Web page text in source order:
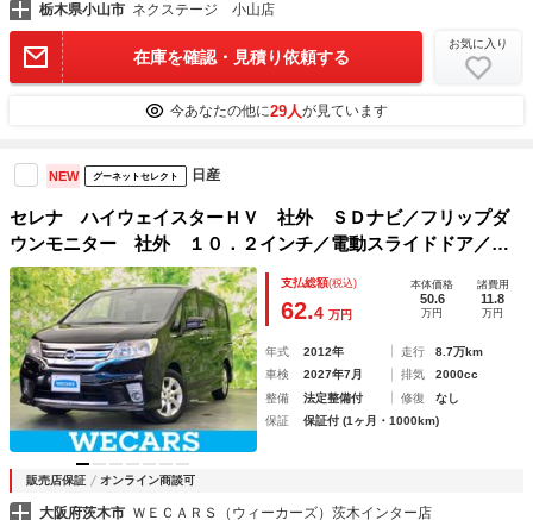
栃木県小山市 ネクステージ 小山店
在庫を確認・見積り依頼する
お気に入り
今あなたの他に29人が見ています
NEW グーネットセレクト 日産
セレナ ハイウェイスターＨＶ 社外 ＳＤナビ／フリップダ
ウンモニター 社外 １０．２インチ／電動スライドドア／ヘ
ッドランプ ＨＩＤ／ＥＴＣ／ＥＢＤ付ＡＢＳ／横滑り防止装
置／アイドリングストップ／クルーズコントロール
支払総額(税込)
62.4 万円
本体価格
50.6
万円
諸費用
11.8
万円
年式 2012年 走行
8.7万km
車検
2027年7月 排気
2000cc
整備
法定整備付 修復
なし
保証
保証付 (1ヶ月・1000km)
販売店保証 オンライン商談可
大阪府茨木市 ＷＥＣＡＲＳ（ウィーカーズ）茨木インター店